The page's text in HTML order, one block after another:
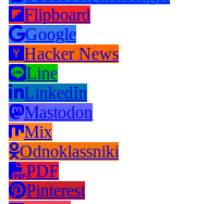
Flipboard
Google
Hacker News
Line
LinkedIn
Mastodon
Mix
Odnoklassniki
PDF
Pinterest